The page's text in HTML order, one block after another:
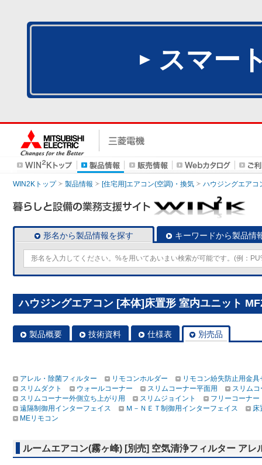
スマー
WIN2Kトップ 製品情報 [住宅用]エアコン(空調)・換気 ハウジングエアコ
形名から製品情報を探す キーワードから製品情
ハウジングエアコン [本体]床置形 室内ユニット
製品概要 技術資料 仕様表 別売品
アレル・除菌フィルター リモコンホルダー
リモコン紛失防止用金具
スリムダクト
ウォールコーナー スリムコーナー平面用
スリム
スリムコーナー外側立ち上がり用
スリムジョイント
フリーコーナー
遠隔制御用インターフェイス
Ｍ－ＮＥＴ制御用インターフェイス
床
MEリモコン
ルームエアコン(霧ヶ峰) [別売] 空気清浄フィルター アレ